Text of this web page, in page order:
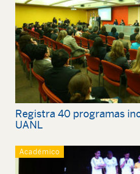
Registra 40 programas
Académico